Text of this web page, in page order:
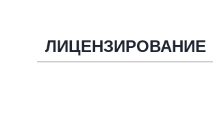
ЛИЦЕНЗИРОВАНИЕ